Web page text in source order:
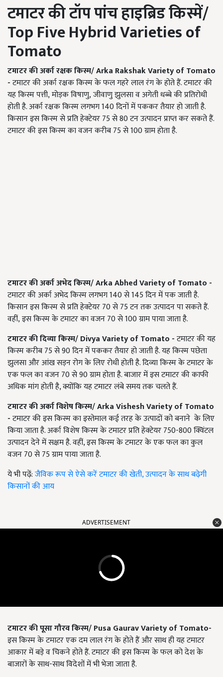
टमाटर की टॉप पांच हाइब्रिड किस्में/
TopFive Hybrid Varieties of
Tomato
टमाटर की अर्का रक्षक किस्म/Arka Rakshak Variety of Tomato
-टमाटर की अर्का रक्षक किस्म के फल गहरे लाल रंग के होते हैं. टमाटर की
यह किस्म पत्ती, मोड़क विषाणु, जीवाणु झुलसा व अगेती धब्बे की प्रतिरोधी
होती है. अर्का रक्षककिस्म लगभग140दिनों में पककर तैयार हो जाती है.
किसान इस किस्म से प्रति हेक्टेयर75से80टन उत्पादन प्राप्त कर सकते हैं.
टमाटर की इस किस्म का वजन करीब75से100ग्राम होता है.
टमाटर की अर्का अभेद किस्म/Arka Abhed Variety of Tomato -
टमाटर की अर्का अभेद किस्म लगभग140से145दिन में पक जाती है.
किसान इस किस्म से प्रति हेक्टेयर70से75टन तक उत्पादन पा सकते हैं.
वहीं, इस किस्म के टमाटर का वजन 70से100ग्राम पाया जाता है.
टमाटर की दिव्या किस्म/Divya Variety of Tomato -टमाटर की यह
किस्म करीब 75 से 90 दिन में पककर तैयार हो जाती है. यह किस्मपछेता
झुलसा और आंख सड़न रोग के लिए रोधी होती है. दिव्या किस्म के टमाटर के
एक फल का वजन 70 से 90 ग्राम होता है. बाजार में इस टमाटर की काफी
अधिक मांग होती है,क्योंकि यह टमाटर लंबे समय तक चलते हैं.
टमाटर कीअर्का विशेष किस्म/Arka Vishesh Variety of Tomato
-टमाटर की इस किस्म का इस्तेमाल कई तरह के उत्पादों को बनाने के लिए
किया जाता है. अर्का विशेष किस्म के टमाटर प्रति हेक्टेयर 750-800 क्विंटल
उत्पादन देने में सक्षम है. वहीं,इस किस्म के टमाटर के एक फल का कुल
वजन 70 से 75 ग्राम पाया जाता है.
ये भी पढ़ें:जैविक रूप से ऐसे करें टमाटर की खेती, उत्पादन के साथ बढ़ेगी
किसानों की आय
ADVERTISEMENT
टमाटर की पूसा गौरव किस्म/Pusa Gaurav Variety of Tomato-
इस किस्म के टमाटर एक दम लाल रंग के होते हैं और साथ ही यह टमाटर
आकार में बड़े व चिकने होते हैं. टमाटर की इस किस्म के फल को देश के
बाजारों के साथ-साथ विदेशों में भी भेजा जाता है.